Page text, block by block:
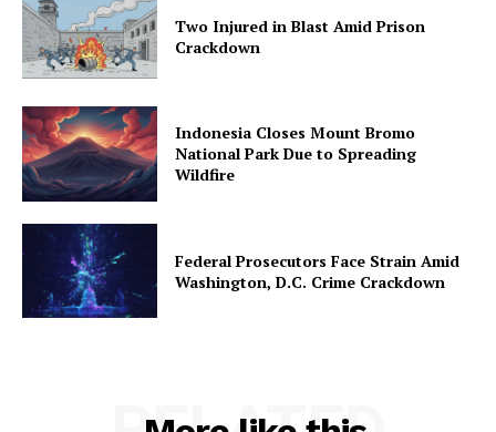
Two Injured in Blast Amid Prison
Crackdown
Indonesia Closes Mount Bromo
National Park Due to Spreading
Wildfire
Federal Prosecutors Face Strain Amid
Washington, D.C. Crime Crackdown